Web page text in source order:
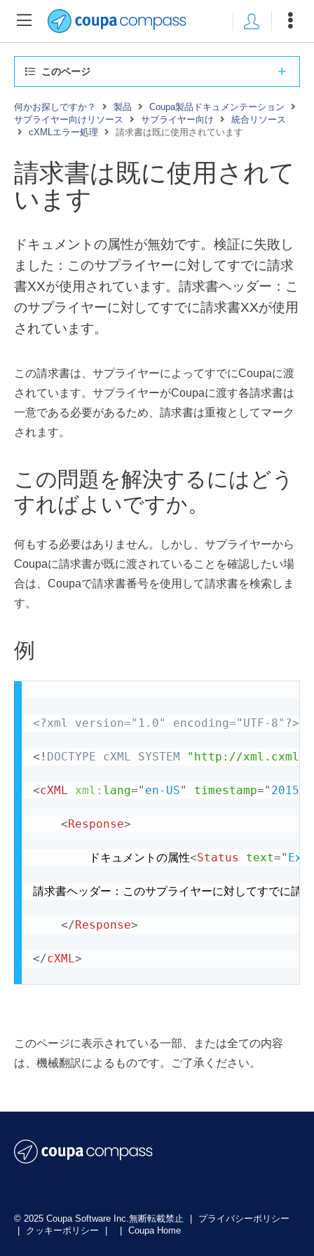
このページ
何かお探しですか？ 製品
Coupa製品ドキュメンテーション
サプライヤー向けリソース
サプライヤー向け
統合リソース
cXMLエラー処理
請求書は既に使用されています
請求書は既に使用されて
います
ドキュメントの属性が無効です。検証に失敗し
ました：このサプライヤーに対してすでに請求
書XXが使用されています。請求書ヘッダー：こ
のサプライヤーに対してすでに請求書XXが使用
されています。
この請求書は、サプライヤーによってすでにCoupaに渡
されています。サプライヤーがCoupaに渡す各請求書は
一意である必要があるため、請求書は重複としてマーク
されます。
この問題を解決するにはどう
すればよいですか。
何もする必要はありません。しかし、サプライヤーから
Coupaに請求書が既に渡されていることを確認したい場
合は、Coupaで請求書番号を使用して請求書を検索しま
す。
例
<?xml version="1.0" encoding="UTF-8"?>
<! DOCTYPE cXML SYSTEM "http://
<cXML xml: lang=" en-US" timestamp=" 2015-
<Response>
		ドキュメントの属性
<Status text="
請求書ヘッダー：このサプライヤーに対してすでに請
</Response>
</cXML>
このページに表示されている一部、または全ての内容
は、機械翻訳によるものです。ご了承ください。
© 2025 Coupa Software Inc.無断転載禁止
プライバシーポリシー
クッキーポリシー Coupa Home